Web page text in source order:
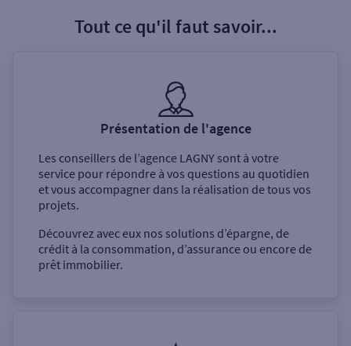
Tout ce qu'il faut savoir...
Présentation de l'agence
Les conseillers de l’agence LAGNY sont à votre
service pour répondre à vos questions au quotidien
et vous accompagner dans la réalisation de tous vos
projets.
Découvrez avec eux nos solutions d’épargne, de
crédit à la consommation, d’assurance ou encore de
prêt immobilier.